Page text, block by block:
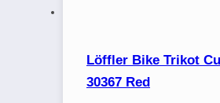
Löffler Bike Trikot
30367 Red